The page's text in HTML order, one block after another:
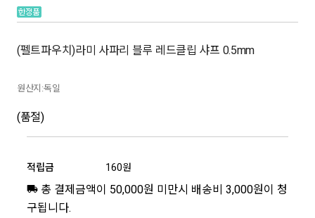
(펠트파우치)라미 사파리 블루 레드클립 샤프 0.5mm
원산지:독일
(품절)
적립금 160원
총 결제금액이 50,000원 미만시 배송비 3,000원이 청
구됩니다.